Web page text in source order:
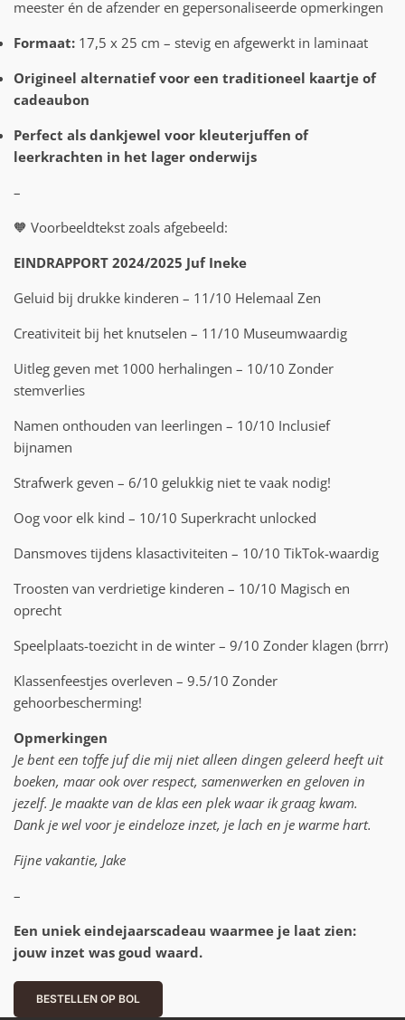
meester én de afzender en gepersonaliseerde opmerkingen
Formaat: 17,5 x 25 cm – stevig en afgewerkt in laminaat
Origineel alternatief voor een traditioneel kaartje of
cadeaubon
Perfect als dankjewel voor kleuterjuffen of
leerkrachten in het lager onderwijs
–
🧡 Voorbeeldtekst zoals afgebeeld:
EINDRAPPORT 2024/2025 Juf Ineke
Geluid bij drukke kinderen – 11/10 Helemaal Zen
Creativiteit bij het knutselen – 11/10 Museumwaardig
Uitleg geven met 1000 herhalingen – 10/10 Zonder
stemverlies
Namen onthouden van leerlingen – 10/10 Inclusief
bijnamen
Strafwerk geven – 6/10 gelukkig niet te vaak nodig!
Oog voor elk kind – 10/10 Superkracht unlocked
Dansmoves tijdens klasactiviteiten – 10/10 TikTok-waardig
Troosten van verdrietige kinderen – 10/10 Magisch en
oprecht
Speelplaats-toezicht in de winter – 9/10 Zonder klagen (brrr)
Klassenfeestjes overleven – 9.5/10 Zonder
gehoorbescherming!
Opmerkingen
Je bent een toffe juf die mij niet alleen dingen geleerd heeft uit
boeken, maar ook over respect, samenwerken en geloven in
jezelf. Je maakte van de klas een plek waar ik graag kwam.
Dank je wel voor je eindeloze inzet, je lach en je warme hart.
Fijne vakantie, Jake
–
Een uniek eindejaarscadeau waarmee je laat zien:
jouw inzet was goud waard.
BESTELLEN OP BOL